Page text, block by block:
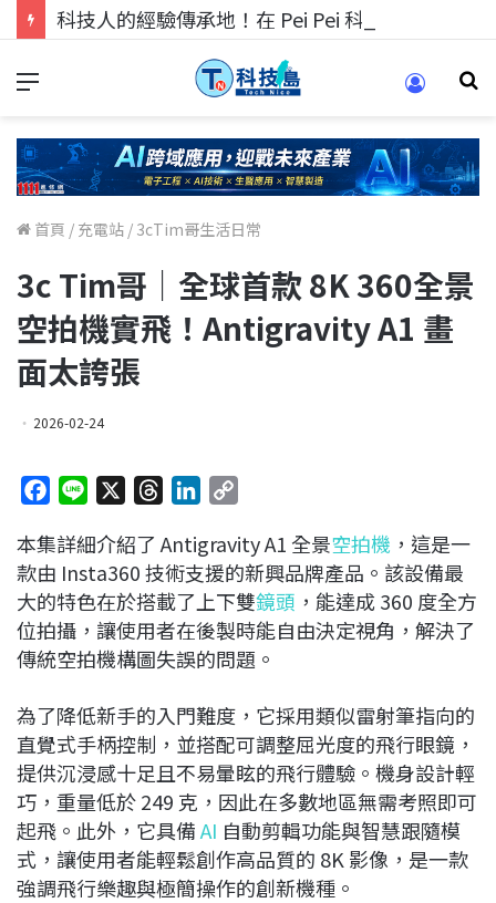
首頁 / 充電站 / 3cTim哥生活日常
3c Tim哥｜全球首款 8K 360全景
空拍機實飛！Antigravity A1 畫
面太誇張
2026-02-24
c
e
b
o
o
n
e
r
e
a
d
s
n
k
e
d
I
p
y
L
i
n
本集詳細介紹了 Antigravity A1 全景空拍機 ，這是一
款由 Insta360 技術支援的新興品牌產品。該設備最
大的特色在於搭載了上下雙鏡頭 ，能達成 360 度全方
位拍攝，讓使用者在後製時能自由決定視角，解決了
傳統空拍機構圖失誤的問題。
為了降低新手的入門難度，它採用類似雷射筆指向的
直覺式手柄控制，並搭配可調整屈光度的飛行眼鏡，
提供沉浸感十足且不易暈眩的飛行體驗。機身設計輕
巧，重量低於 249 克，因此在多數地區無需考照即可
起飛。此外，它具備AI 自動剪輯功能與智慧跟隨模
式，讓使用者能輕鬆創作高品質的 8K 影像，是一款
強調飛行樂趣與極簡操作的創新機種。